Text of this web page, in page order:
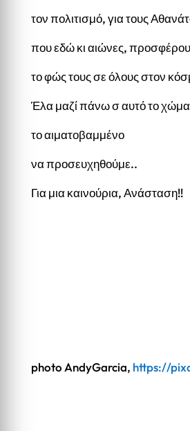
τον πολιτισμό, για τους
που εδώ κι αιώνες,
το φώς τους σε όλους στον
Έλα μαζί πάνω σ αυτό το χώμα
το αιματοβαμμένο
να προσευχηθούμε..
Για μια καινούρια, Ανάσταση!!
photo AndyGarcia, https://